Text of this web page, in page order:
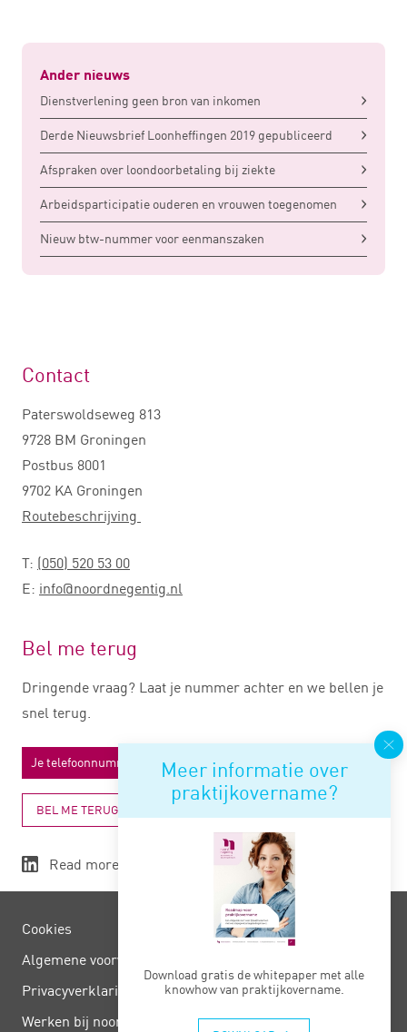
Ander nieuws
Dienstverlening geen bron van inkomen
Derde Nieuwsbrief Loonheffingen 2019 gepubliceerd
Afspraken over loondoorbetaling bij ziekte
Arbeidsparticipatie ouderen en vrouwen toegenomen
Nieuw btw-nummer voor eenmanszaken
Meer informatie over
praktijkovername?
Download gratis de whitepaper met alle
knowhow van praktijkovername.
Contact
Paterswoldseweg 813
9728 BM Groningen
Postbus 8001
9702 KA Groningen
Routebeschrijving
T: (050) 520 53 00
E: info@noordnegentig.nl
Bel me terug
Dringende vraag? Laat je nummer achter en we bellen je
snel terug.
BEL ME TERUG
Read more
Cookies
Algemene voorwaarden
Privacy­verklaring
Werken bij noord negentig